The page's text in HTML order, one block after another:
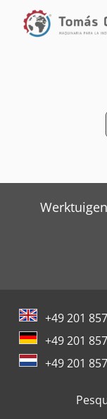
equipamentos
inoxidável,
+49 201
+49 201
+49 201